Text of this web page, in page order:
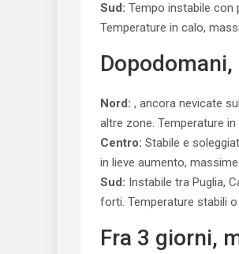
Sud: Tempo instabile con
Temperature in calo,
Nord: , ancora nevicate
altre zone. Temperature
Centro: Stabile e
in lieve aumento,
Sud: Instabile tra Puglia,
forti. Temperature stabili
Fra 3 giorni,